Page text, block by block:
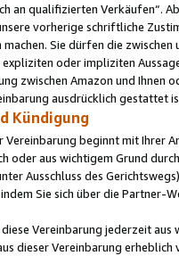
an qualifizierten Verkäufen“.
vorherige schriftliche
Sie dürfen die
oder impliziten
zwischen Amazon und Ihnen
ausdrücklich gestattet
Kündigung
Vereinbarung beginnt mit Ihrer
oder aus wichtigem Grund
Ausschluss des
Sie sich über die Partner-
Vereinbarung jederzeit
dieser Vereinbarung